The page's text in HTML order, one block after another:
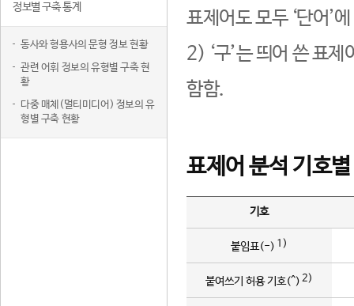
정보별 구축 통계
동사와 형용사의 문형 정보 현황
관련 어휘 정보의 유형별 구축 현
황
다중 매체(멀티미디어) 정보의 유
형별 구축 현황
표제어도 모두 ‘단어’
2) ‘구’는 띄어 쓴 표
함함.
표제어 분석 기호
기호
붙임표(-) 1)
붙여쓰기 허용 기호(^) 2)